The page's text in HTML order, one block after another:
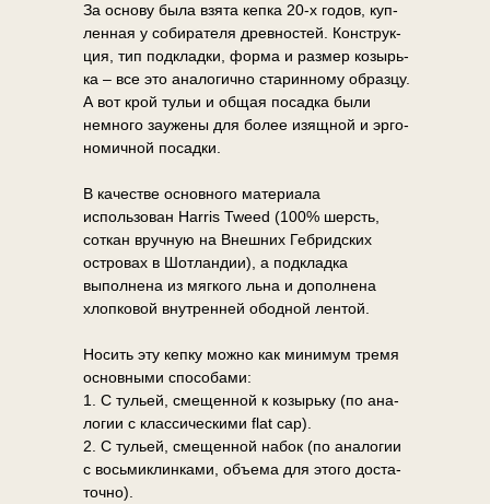
За ос­но­ву была взя­та кеп­ка 20-х го­дов, куп­
лен­ная у со­би­ра­те­ля древ­но­стей. Кон­струк­
ция, тип под­клад­ки, фор­ма и раз­мер ко­зырь­
ка – все это ана­ло­гич­но ста­рин­но­му об­раз­цу.
А вот крой ту­льи и об­щая по­сад­ка были
немно­го за­уже­ны для бо­лее изящ­ной и эр­го­
но­мич­ной по­сад­ки.
В качестве основного материала
использован Harris Tweed (100% шерсть,
соткан вручную на Внешних Гебридских
островах в Шотландии), а подкладка
выполнена из мягкого льна и дополнена
хлопковой внутренней ободной лентой.
Но­сить эту кеп­ку мож­но как ми­ни­мум тре­мя
ос­нов­ны­ми спо­со­ба­ми:
1. С ту­льей, сме­щен­ной к ко­зырь­ку (по ана­
ло­гии с клас­си­че­ски­ми flat cap).
2. С ту­льей, сме­щен­ной на­бок (по ана­ло­гии
с вось­ми­клин­ка­ми, объ­е­ма для это­го до­ста­
точ­но).